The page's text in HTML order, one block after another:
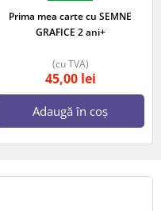
Prima mea carte cu SEMNE
GRAFICE 2 ani+
45,00 lei
(cu TVA)
Adaugă în coș